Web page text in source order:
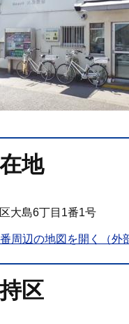
地
大島6丁目1番1号
周辺の地図を開く（外
区